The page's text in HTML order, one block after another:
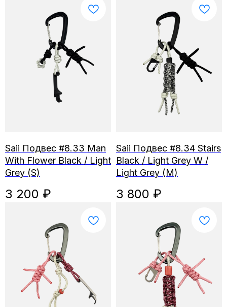
Saii Подвес #8.33 Man
With Flower Black / Light
Grey (S)
3 200 ₽
Saii Подвес #8.34 Stairs
Black / Light Grey W /
Light Grey (M)
3 800 ₽